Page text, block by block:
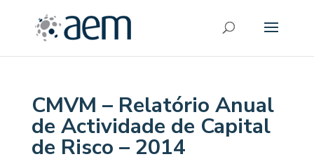
CMVM – Relatório Anual
de Actividade de Capital
de Risco – 2014